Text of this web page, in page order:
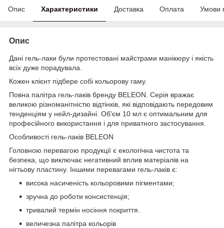
Опис Характеристики Доставка Оплата Умови
Опис
Дані гель-лаки були протестовані майстрами манікюру і якість
всіх дуже порадувала.
Кожен клієнт підбере собі кольорову гаму.
Повна палітра гель-лаків бренду BELEON. Серія вражає
великою різноманітністю відтінків, які відповідають передовим
тенденціям у нейл-дизайні. Об'єм 10 мл є оптимальним для
професійного використання і для приватного застосування.
Особливості гель-лаків BELEON
Головною перевагою продукції є екологічна чистота та
безпека, що виключає негативний вплив матеріалів на
нігтьову пластину. Іншими перевагами гель-лаків є:
висока насиченість кольоровими пігментами;
зручна до роботи консистенція;
тривалий термін носіння покриття.
величезна палітра кольорів